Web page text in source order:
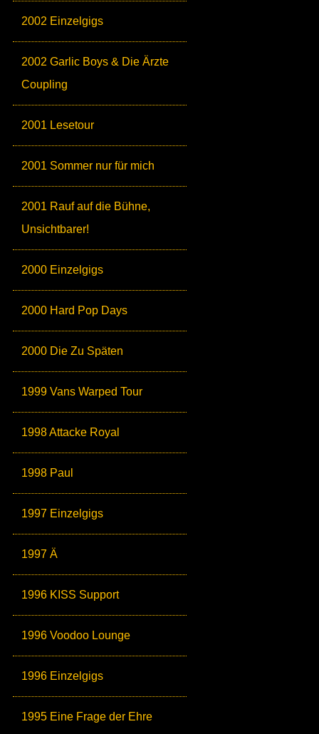
2002 Einzelgigs
2002 Garlic Boys & Die Ärzte
Coupling
2001 Lesetour
2001 Sommer nur für mich
2001 Rauf auf die Bühne,
Unsichtbarer!
2000 Einzelgigs
2000 Hard Pop Days
2000 Die Zu Späten
1999 Vans Warped Tour
1998 Attacke Royal
1998 Paul
1997 Einzelgigs
1997 Ä
1996 KISS Support
1996 Voodoo Lounge
1996 Einzelgigs
1995 Eine Frage der Ehre